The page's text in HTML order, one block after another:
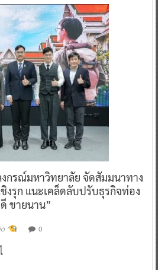
กรณ์มหาวิทยาลัย จัดสัมมนาทาง
งรุก แนะเคล็ดลับปรับธุรกิจท่อง
ขายนาน”
^ 0